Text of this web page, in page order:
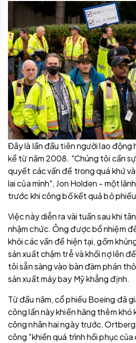
Đây là lần đầu tiên người lao động
kể từ năm 2008. "Chúng tôi cần
quyết các vấn đề trong quá khứ
lai của mình", Jon Holden - một
trước khi công bố kết quả bỏ
Việc này diễn ra vài tuần sau khi
nhậm chức. Ông được bổ nhiệm
khỏi các vấn đề hiện tại, gồm
sản xuất chậm trễ và khối nợ lên
tôi sẵn sàng vào bàn đàm phán
sản xuất máy bay Mỹ khẳng định.
Từ đầu năm, cổ phiếu Boeing đã
công lần này khiến hãng thêm khó
công nhân hai ngày trước,
công "khiến quá trình hồi phục